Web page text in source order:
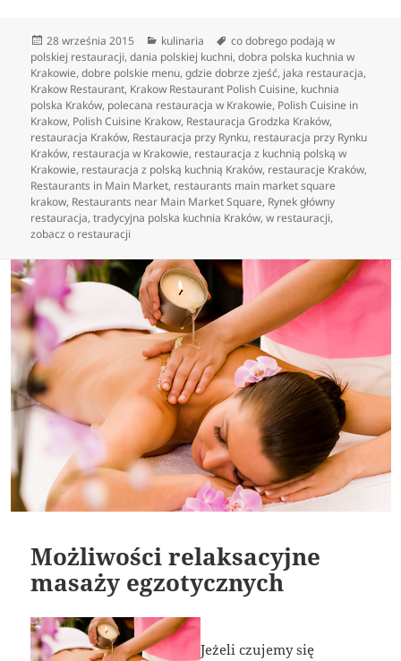
Data
publikacji
28 września 2015 Kategorie
kulinaria Tagi
co dobrego podają w
polskiej restauracji,dania polskiej kuchni,dobra polska kuchnia w
Krakowie,dobre polskie menu,gdzie dobrze zjeść, jaka restauracja,
Krakow Restaurant, Krakow Restaurant Polish Cuisine, kuchnia
polska Kraków, polecana restauracja w Krakowie, Polish Cuisine in
Krakow, Polish Cuisine Krakow, Restauracja Grodzka Kraków,
restauracja Kraków, Restauracja przy Rynku, restauracja przy Rynku
Kraków, restauracja w Krakowie, restauracja z kuchnią polską w
Krakowie, restauracja z polską kuchnią Kraków, restauracje Kraków,
Restaurants in Main Market, restaurants main market square
krakow, Restaurants near Main Market Square, Rynek główny
restauracja,tradycyjna polska kuchnia Kraków,w restauracji,
zobacz o restauracji
Możliwości relaksacyjne
masaży egzotycznych
Jeżeli czujemy się